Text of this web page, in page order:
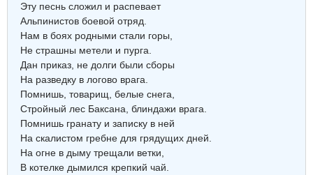
Эту песнь сложил и распевает
Альпинистов боевой отряд.
Нам в боях родными стали горы,
Не страшны метели и пурга.
Дан приказ, не долги были сборы
На разведку в логово врага.
Помнишь, товарищ, белые снега,
Стройный лес Баксана, блиндажи врага.
Помнишь гранату и записку в ней
На скалистом гребне для грядущих дней.
На огне в дыму трещали ветки,
В котелке дымился крепкий чай.